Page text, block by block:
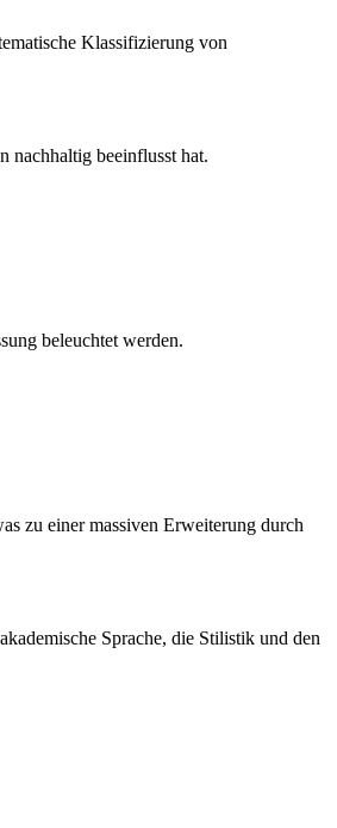
Klassifizierung von
nachhaltig beeinflusst hat.
beleuchtet werden.
zu einer massiven Erweiterung durch
Sprache, die Stilistik und den